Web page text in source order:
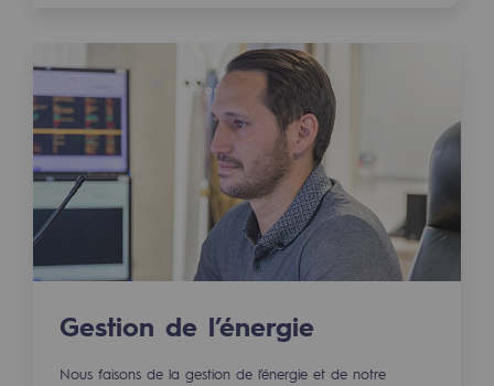
Santé et sécurité au travail
Sécurité industrielle
Gouvernance responsable
Gouvernance responsable
CADRE, le programme gouvernance
Organisation
Gestion de l’énergie
Nous faisons de la gestion de l’énergie et de notre